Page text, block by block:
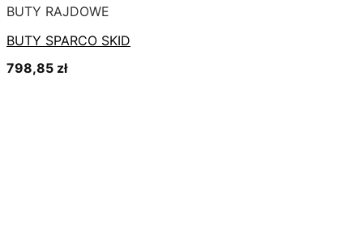
BUTY RAJDOWE
BUTY SPARCO SKID
798,85 zł